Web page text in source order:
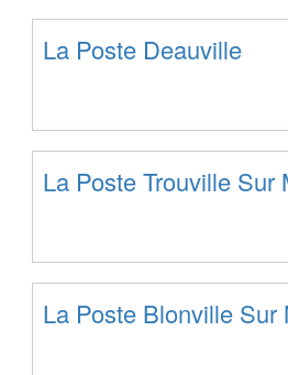
La Poste Deauville
La Poste Trouville Sur
La Poste Blonville Sur